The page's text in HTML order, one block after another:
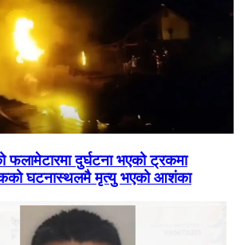
फलामेटारमा दुर्घटना भएको ट्रकमा
घटनास्थलमै मृत्यु भएको आशंका